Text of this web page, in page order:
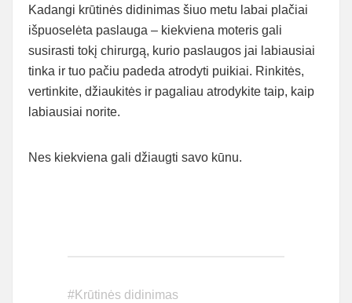
Kadangi krūtinės didinimas šiuo metu labai plačiai
išpuoselėta paslauga – kiekviena moteris gali
susirasti tokį chirurgą, kurio paslaugos jai labiausiai
tinka ir tuo pačiu padeda atrodyti puikiai. Rinkitės,
vertinkite, džiaukitės ir pagaliau atrodykite taip, kaip
labiausiai norite.
Nes kiekviena gali džiaugti savo kūnu.
#Krūtinės didinimas